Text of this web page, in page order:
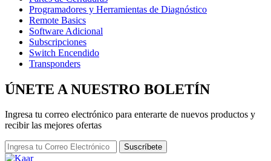
Programadores y Herramientas de Diagnóstico
Remote Basics
Software Adicional
Subscripciones
Switch Encendido
Transponders
ÚNETE A NUESTRO BOLETÍN
Ingresa tu correo electrónico para enterarte de nuevos productos y
recibir las mejores ofertas
Suscríbete